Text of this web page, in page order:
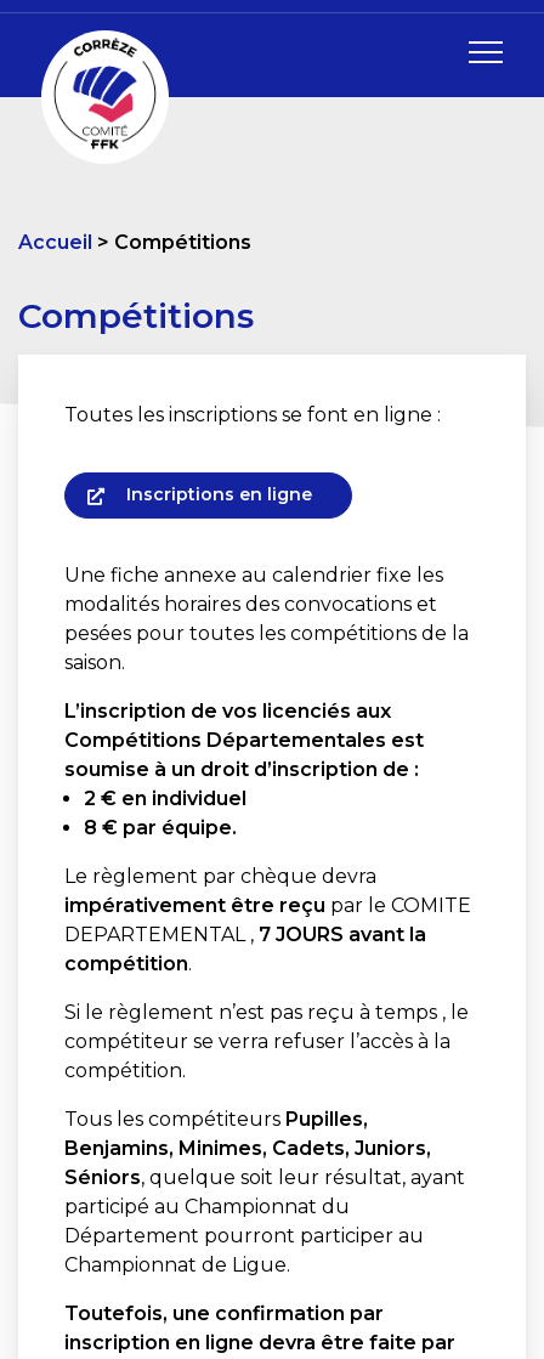
Accueil Compétitions
Compétitions
Toutes les inscriptions se font en ligne :
Inscriptions en ligne
Une fiche annexe au calendrier fixe les
modalités horaires des convocations et
pesées pour toutes les compétitions de la
saison.
L’inscription de vos licenciés aux
Compétitions Départementales est
soumise à un droit d’inscription de :
2 € en individuel
8 € par équipe.
Le règlement par chèque devra
impérativement être reçu par le COMITE
DEPARTEMENTAL , 7 JOURS avant la
compétition.
Si le règlement n’est pas reçu à temps , le
compétiteur se verra refuser l’accès à la
compétition.
Tous les compétiteurs Pupilles,
Benjamins, Minimes, Cadets, Juniors,
Séniors, quelque soit leur résultat, ayant
participé au Championnat du
Département pourront participer au
Championnat de Ligue.
Toutefois, une confirmation par
inscription en ligne devra être faite par